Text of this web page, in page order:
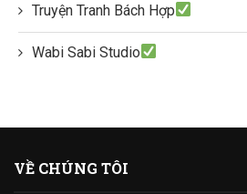
Truyện Tranh Bách Hợp
Wabi Sabi Studio
VỀ CHÚNG TÔI